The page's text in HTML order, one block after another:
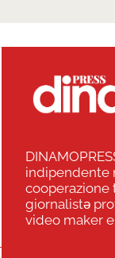
indipendente
cooperazione
giornalistə
video maker